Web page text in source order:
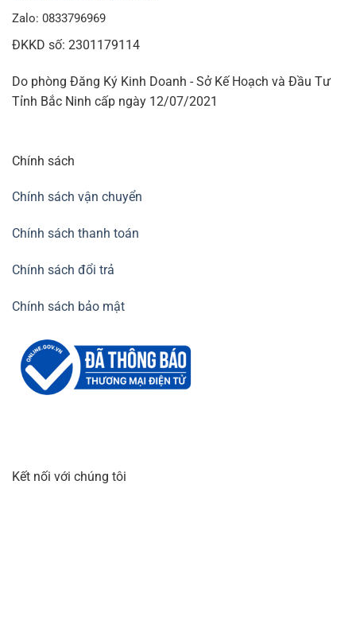
Zalo: 0833796969
ĐKKD số: 2301179114
Do phòng Đăng Ký Kinh Doanh - Sở Kế Hoạch và Đầu Tư
Tỉnh Bắc Ninh cấp ngày 12/07/2021
Chính sách
Chính sách vận chuyển
Chính sách thanh toán
Chính sách đổi trả
Chính sách bảo mật
Kết nối với chúng tôi